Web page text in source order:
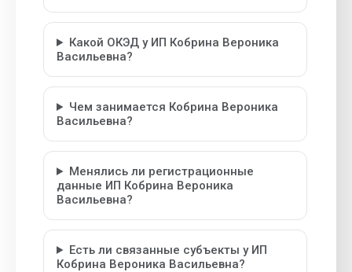
Какой ОКЭД у ИП Кобрина Вероника
Васильевна?
Чем занимается Кобрина Вероника
Васильевна?
Менялись ли регистрационные
данные ИП Кобрина Вероника
Васильевна?
Есть ли связанные субъекты у ИП
Кобрина Вероника Васильевна?